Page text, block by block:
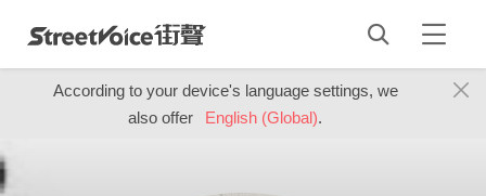
According to your device's language settings, we
also offer
English (Global).